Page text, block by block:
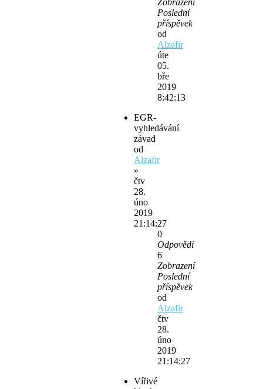
Poslední
příspěvek
od
Alzafir
úte
05.
bře
2019
8:42:13
EGR-
vyhledávání
závad
od
Alzafir
»
čtv
28.
úno
2019
21:14:27
0
Odpovědi
6
Zobrazení
Poslední
příspěvek
od
Alzafir
čtv
28.
úno
2019
21:14:27
Vířivé